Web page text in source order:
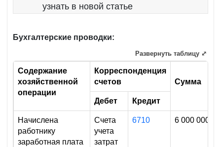
узнать в новой статье
Бухгалтерские проводки:
Содержание
хозяйственной
операции
Корреспонденция
счетов
Сумма
Дебет Кредит
Начислена
работнику
заработная плата
Счета
учета
затрат
6710 6 000 000
Развернуть таблицу ⤢